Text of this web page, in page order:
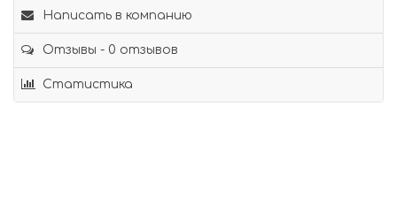
Написать в компанию
Отзывы - 0 отзывов
Статистика